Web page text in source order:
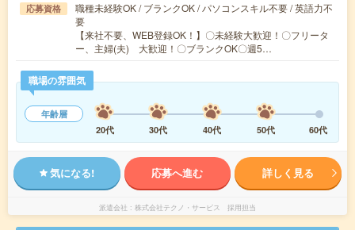
応募資格
職種未経験OK / ブランクOK / パソコンスキル不要 / 英語力不
要
【来社不要、WEB登録OK！】〇未経験大歓迎！〇フリータ
ー、主婦(夫) 大歓迎！〇ブランクOK〇週5…
職場の雰囲気
年齢層
20代
30代 40代 50代 60代
気になる! 応募へ進む 詳しく見る
派遣会社 株式会社テクノ・サービス 採用担当